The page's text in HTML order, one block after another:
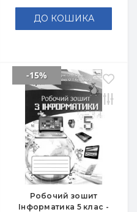
ДО КОШИКА
Робочий зошит
Інформатика 5 клас -
-15%